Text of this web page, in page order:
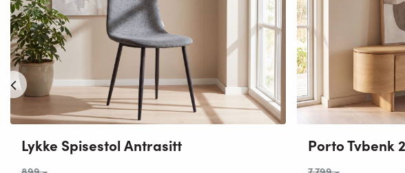
Lykke Spisestol Antrasitt Porto Tvbenk